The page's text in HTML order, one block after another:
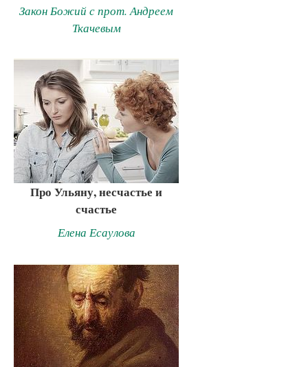
Закон Божий с прот. Андреем
Ткачевым
Про Ульяну, несчастье и
счастье
Елена Есаулова